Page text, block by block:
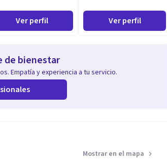
Ver perfil Ver perfil
de bienestar
Empatía y experiencia a tu servicio.
Mostrar en el mapa